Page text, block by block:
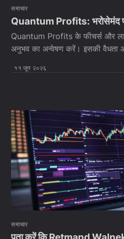
समाचार
Quantum Profits: भरोसेमंद
Quantum Profits के फीचर्स और
अनुभव का अन्वेषण करें। इसकी वैधता
११ जून २०२६
समाचार